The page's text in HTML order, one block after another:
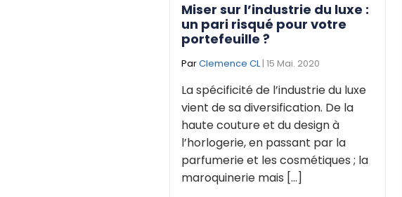
Miser sur l’industrie du luxe :
un pari risqué pour votre
portefeuille ?
ParClemence CL| 15 Mai. 2020
La spécificité de l’industrie du luxe
vient de sa diversification. De la
haute couture et du design à
l’horlogerie, en passant par la
parfumerie et les cosmétiques ; la
maroquinerie mais [...]